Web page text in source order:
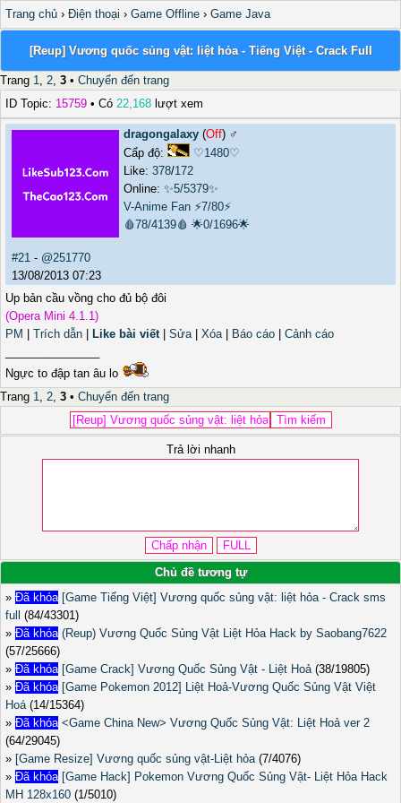
Trang chủ › Điện thoại › Game Offline › Game Java
[Reup] Vương quốc sủng vật: liệt hỏa - Tiếng Việt - Crack Full
Trang 1, 2, 3 • Chuyển đến trang
ID Topic: 15759 • Có 22,168 lượt xem
dragongalaxy (Off) ♂️
Cấp độ:
♡1480♡
Like: 378/172
Online: ✨5/5379✨
V-Anime Fan ⚡7/80⚡
🩸78/4139🩸 🌟0/1696🌟
#21 - @251770
13/08/2013 07:23
Up bản cầu vồng cho đủ bộ đôi
(Opera Mini 4.1.1)
PM
Trích dẫn Like bài viết| Sửa| Xóa| Báo cáo
Cảnh cáo
Ngực to đập tan âu lo
Trang 1, 2, 3 • Chuyển đến trang
Trả lời nhanh
Chủ đề tương tự
» Đã khóa [Game Tiếng Việt] Vương quốc sủng vật: liệt hỏa - Crack sms
full
(84/43301)
» Đã khóa (Reup) Vương Quốc Sủng Vật Liệt Hỏa Hack by Saobang7622
(57/25666)
» Đã khóa [Game Crack] Vương Quốc Sủng Vật - Liệt Hoả(38/19805)
» Đã khóa [Game Pokemon 2012] Liệt Hoả-Vương Quốc Sủng Vật Việt
Hoá(14/15364)
» Đã khóa <Game China New> Vương Quốc Sủng Vật: Liệt Hoả ver 2
(64/29045)
» [Game Resize] Vương quốc sủng vật-Liệt hỏa(7/4076)
» Đã khóa [Game Hack] Pokemon Vương Quốc Sủng Vật- Liệt Hỏa Hack
MH 128x160 (1/5010)